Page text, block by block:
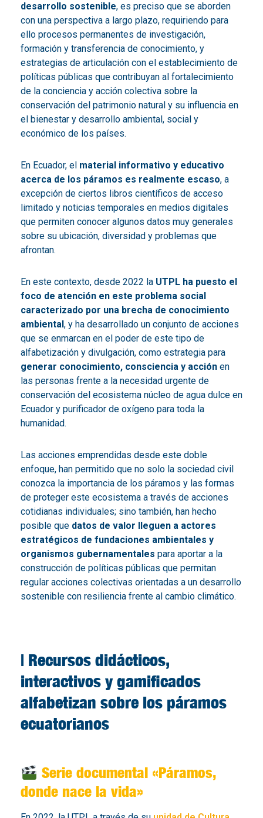
desarrollo sostenible, es preciso que se aborden
con una perspectiva a largo plazo, requiriendo para
ello procesos permanentes de investigación,
formación y transferencia de conocimiento, y
estrategias de articulación con el establecimiento de
políticas públicas que contribuyan al fortalecimiento
de la conciencia y acción colectiva sobre la
conservación del patrimonio natural y su influencia en
el bienestar y desarrollo ambiental, social y
económico de los países.
En Ecuador, el material informativo y educativo
acerca de los páramos es realmente escaso, a
excepción de ciertos libros científicos de acceso
limitado y noticias temporales en medios digitales
que permiten conocer algunos datos muy generales
sobre su ubicación, diversidad y problemas que
afrontan.
En este contexto, desde 2022 la UTPL ha puesto el
foco de atención en este problema social
caracterizado por una brecha de conocimiento
ambiental , y ha desarrollado un conjunto de acciones
que se enmarcan en el poder de este tipo de
alfabetización y divulgación, como estrategia para
generar conocimiento, consciencia y acción en
las personas frente a la necesidad urgente de
conservación del ecosistema núcleo de agua dulce en
Ecuador y purificador de oxígeno para toda la
humanidad.
Las acciones emprendidas desde este doble
enfoque, han permitido que no solo la sociedad civil
conozca la importancia de los páramos y las formas
de proteger este ecosistema a través de acciones
cotidianas individuales; sino también, han hecho
posible que datos de valor lleguen a actores
estratégicos de fundaciones ambientales y
organismos gubernamentales para aportar a la
construcción de políticas públicas que permitan
regular acciones colectivas orientadas a un desarrollo
sostenible con resiliencia frente al cambio climático.
| Recursos didácticos,
interactivos y gamificados
alfabetizan sobre los páramos
ecuatorianos
Serie documental «Páramos,
donde nace la vida»